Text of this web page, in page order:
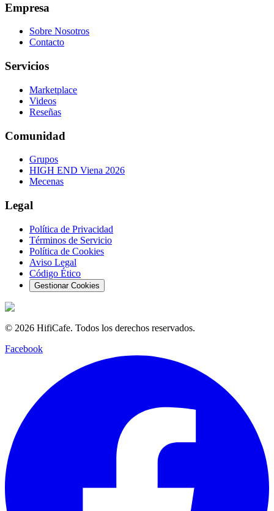
Empresa
Sobre Nosotros
Contacto
Servicios
Marketplace
Videos
Reseñas
Comunidad
Grupos
HIGH END Viena 2026
Mecenas
Legal
Política de Privacidad
Términos de Servicio
Política de Cookies
Aviso Legal
Código Ético
Gestionar Cookies
© 2026 HifiCafe. Todos los derechos reservados.
Facebook